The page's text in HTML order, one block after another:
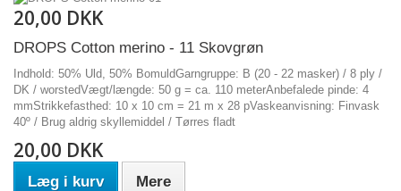
20,00 DKK
DROPS Cotton merino - 11 Skovgrøn
Indhold: 50% Uld, 50% BomuldGarngruppe: B (20 - 22 masker) / 8 ply /
DK / worstedVægt/længde: 50 g = ca. 110 meterAnbefalede pinde: 4
mmStrikkefasthed: 10 x 10 cm = 21 m x 28 pVaskeanvisning: Finvask
40º / Brug aldrig skyllemiddel / Tørres fladt
20,00 DKK
Læg i kurv Mere